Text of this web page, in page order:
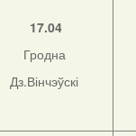
17.04
Гродна
Дз.Вінчэўскі